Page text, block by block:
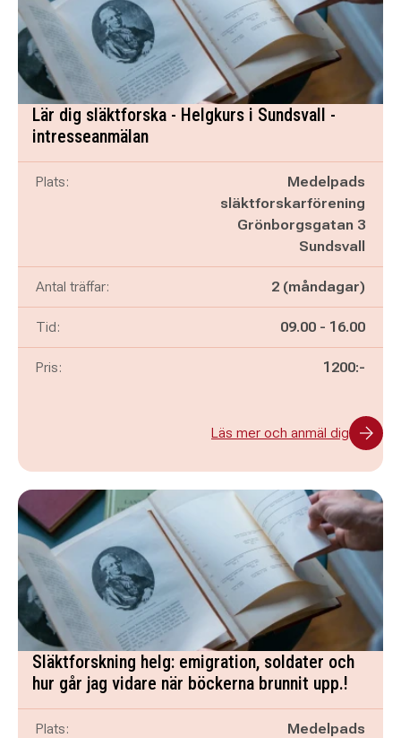
Lär dig släktforska - Helgkurs i Sundsvall -
intresseanmälan
Plats:
Medelpads
släktforskarförening
Grönborgsgatan 3
Sundsvall
Antal träffar: 2 (måndagar)
Tid: Pågår mellan
09.00 - och
16.00
Pris: 1200:-
Läs mer och anmäl dig
Släktforskning helg: emigration, soldater och
hur går jag vidare när böckerna brunnit upp.!
Plats:
Medelpads